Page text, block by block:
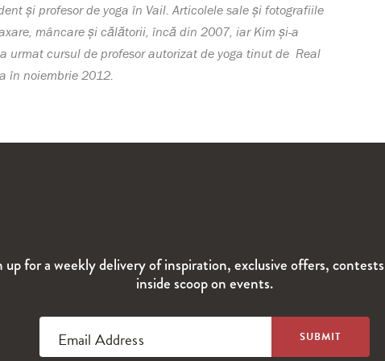
și profesor de yoga în Vail. Articolele sale și fotografiile
mâncare și călătorii, încă din 2007, iar Kim și-a
urmat cursul de profesor autorizat de yoga tinut de Real
în noiembrie 2012.
up for a weekly delivery of inspiration, exclusive offers,
inside scoop on events.
Email Address